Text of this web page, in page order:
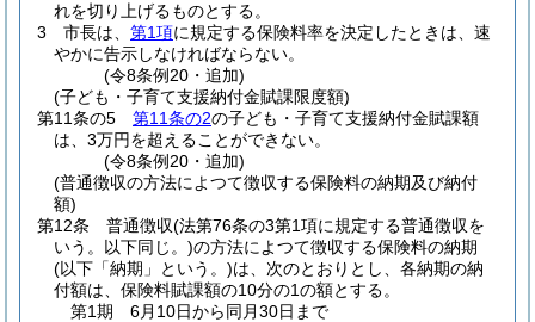
れを切り上げるものとする。
3
市長は、 第1項に規定する保険料率を決定したときは、速
やかに告示しなければならない。
(令8条例20・追加)
(子ども・子育て支援納付金賦課限度額)
第11条の5
第11条の2の子ども・子育て支援納付金賦課額
は、3万円を超えることができない。
(令8条例20・追加)
(普通徴収の方法によつて徴収する保険料の納期及び納付
額)
第12条
普通徴収(法第76条の3第1項に規定する普通徴収を
いう。以下同じ。)の方法によつて徴収する保険料の納期
(以下「納期」という。)は、次のとおりとし、各納期の納
付額は、保険料賦課額の10分の1の額とする。
第1期 6月10日から同月30日まで